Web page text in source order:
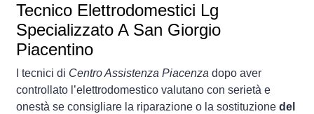
Tecnico Elettrodomestici Lg
Specializzato A San Giorgio
Piacentino
I tecnici di Centro Assistenza Piacenza dopo aver
controllato l’elettrodomestico valutano con serietà e
onestà se consigliare la riparazione o la sostituzione del